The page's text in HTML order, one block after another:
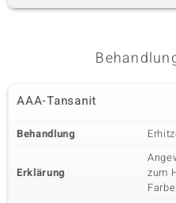
AAA-Tansanit
Behandlung
Erklärung
zum
Farbe